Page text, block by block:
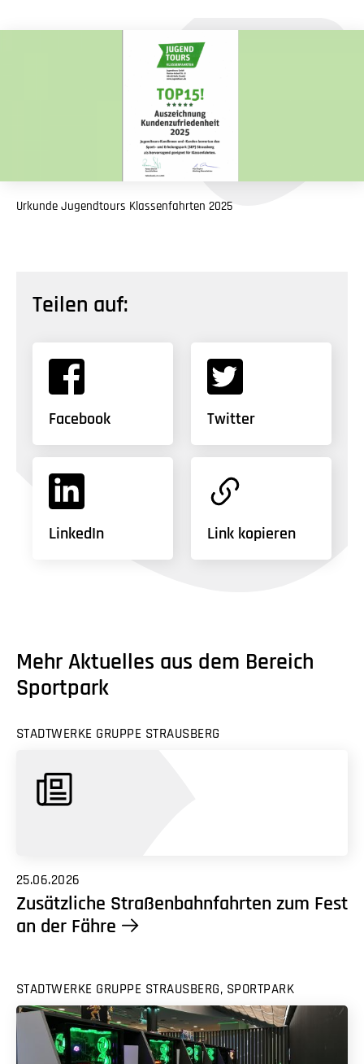
Urkunde Jugendtours Klassenfahrten 2025
Teilen auf:
Facebook Twitter
LinkedIn Link kopieren
Mehr Aktuelles aus dem Bereich
Sportpark
STADTWERKE GRUPPE STRAUSBERG
25.06.2026
Zusätzliche Straßenbahnfahrten zum Fest
an der Fähre
STADTWERKE GRUPPE STRAUSBERG, SPORTPARK